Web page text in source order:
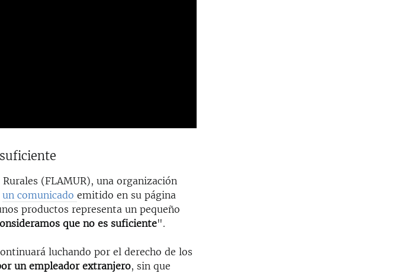
(FLAMUR), una organización
un comunicadoemitido en su página
productos representa un pequeño
que no es suficiente".
luchando por el derecho de los
un empleador extranjero, sin que